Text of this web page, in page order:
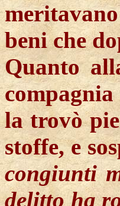
beni che
Quanto
la trovò
stoffe, e
congiunti
delitto ha